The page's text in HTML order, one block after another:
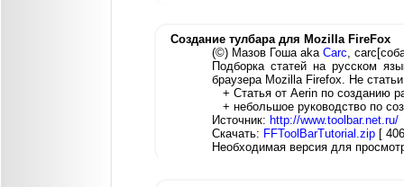
Создание тулбара для Mozilla FireFox
(©) Мазов Гоша aka Carc,
Подборка статей на русском
браузера Mozilla Firefox. Не
+ Статья от Aerin по созданию
+ небольшое руководство по
Источник: http://www.toolbar.net.ru/
Скачать: FFToolBarTutorial.zip [
Необходимая версия для